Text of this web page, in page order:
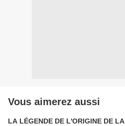
Vous aimerez aussi
LA LÉGENDE DE L'ORIGINE DE LA